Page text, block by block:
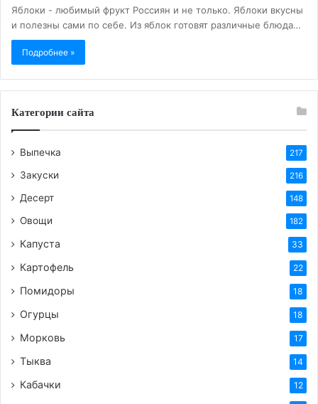
Яблоки - любимый фрукт Россиян и не только. Яблоки вкусны
и полезны сами по себе. Из яблок готовят различные блюда…
Подробнее »
Категории сайта
Выпечка 217
Закуски 216
Десерт 148
Овощи 182
Капуста 33
Картофель 22
Помидоры 18
Огурцы 18
Морковь 17
Тыква 14
Кабачки 12